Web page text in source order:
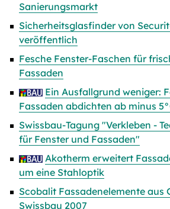
Sanierungsmarkt
Sicherheitsglasfinder von
veröffentlich
Fesche Fenster-Faschen für
Fassaden
Ein Ausfallgrund weniger:
Fassaden abdichten ab minus
Swissbau-Tagung "Verkleben -
für Fenster und Fassaden"
Akotherm erweitert
um eine Stahloptik
Scobalit Fassadenelemente aus
Swissbau 2007